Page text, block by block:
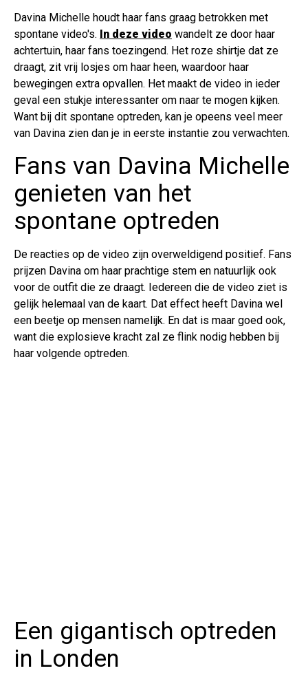
Davina Michelle houdt haar fans graag betrokken met
spontane video's. In deze video wandelt ze door haar
achtertuin, haar fans toezingend. Het roze shirtje dat ze
draagt, zit vrij losjes om haar heen, waardoor haar
bewegingen extra opvallen. Het maakt de video in ieder
geval een stukje interessanter om naar te mogen kijken.
Want bij dit spontane optreden, kan je opeens veel meer
van Davina zien dan je in eerste instantie zou verwachten.
Fans van Davina Michelle
genieten van het
spontane optreden
De reacties op de video zijn overweldigend positief. Fans
prijzen Davina om haar prachtige stem en natuurlijk ook
voor de outfit die ze draagt. Iedereen die de video ziet is
gelijk helemaal van de kaart. Dat effect heeft Davina wel
een beetje op mensen namelijk. En dat is maar goed ook,
want die explosieve kracht zal ze flink nodig hebben bij
haar volgende optreden.
Een gigantisch optreden
in Londen